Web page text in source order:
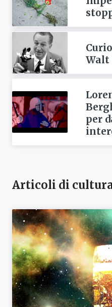
Walt
per
Articoli di